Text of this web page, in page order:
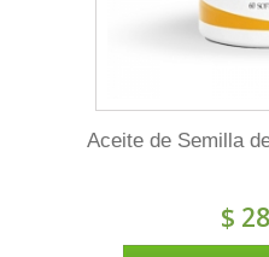
Aceite de Semilla
$